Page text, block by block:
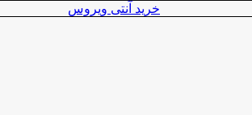
خرید آنتی ویروس